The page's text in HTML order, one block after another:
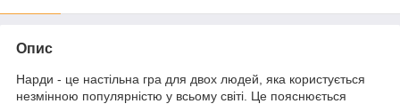
Опис
Нарди - це настільна гра для двох людей, яка користується
незмінною популярністю у всьому світі. Це пояснюється